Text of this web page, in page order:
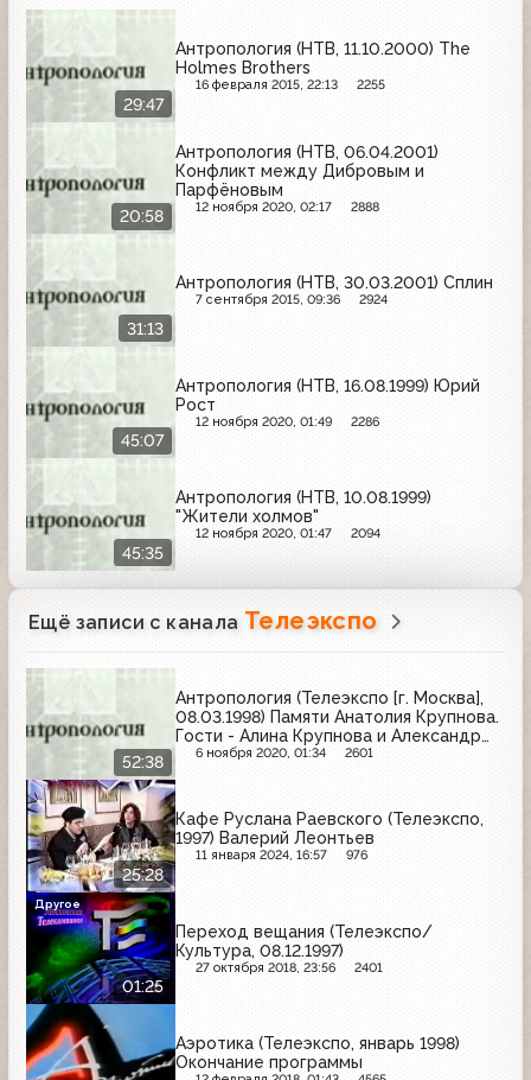
29:47
Антропология (НТВ, 11.10.2000) The
Holmes Brothers
16 февраля 2015, 22:13 2255
20:58
Антропология (НТВ, 06.04.2001)
Конфликт между Дибровым и
Парфёновым
12 ноября 2020, 02:17 2888
31:13
Антропология (НТВ, 30.03.2001) Сплин
7 сентября 2015, 09:36 2924
45:07
Антропология (НТВ, 16.08.1999) Юрий
Рост
12 ноября 2020, 01:49 2286
45:35
Антропология (НТВ, 10.08.1999)
"Жители холмов"
12 ноября 2020, 01:47 2094
Ещё записи с канала Телеэкспо
52:38
Антропология (Телеэкспо [г. Москва],
08.03.1998) Памяти Анатолия Крупнова.
Гости - Алина Крупнова и Александр
Юрасов
6 ноября 2020, 01:34 2601
25:28
Кафе Руслана Раевского (Телеэкспо,
1997) Валерий Леонтьев
11 января 2024, 16:57 976
01:25
Переход вещания (Телеэкспо/
Культура, 08.12.1997)
27 октября 2018, 23:56 2401
Другое
Аэротика (Телеэкспо, январь 1998)
Окончание программы